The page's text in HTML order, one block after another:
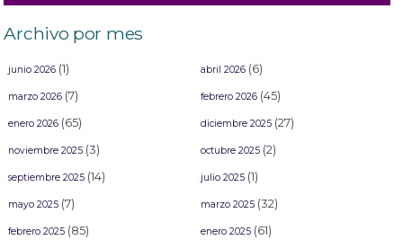
Archivo por mes
junio 2026(1) abril 2026(6)
marzo 2026(7) febrero 2026(45)
enero 2026(65) diciembre 2025(27)
noviembre 2025(3) octubre 2025(2)
septiembre 2025(14) julio 2025(1)
mayo 2025(7) marzo 2025(32)
febrero 2025(85) enero 2025(61)